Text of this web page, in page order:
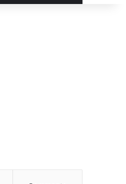
for